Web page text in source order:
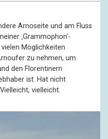
Arnoseite und am Fluss
‚Grammophon‘-
Möglichkeiten
zu nehmen, um
den Florentinern
ist. Hat nicht
vielleicht.